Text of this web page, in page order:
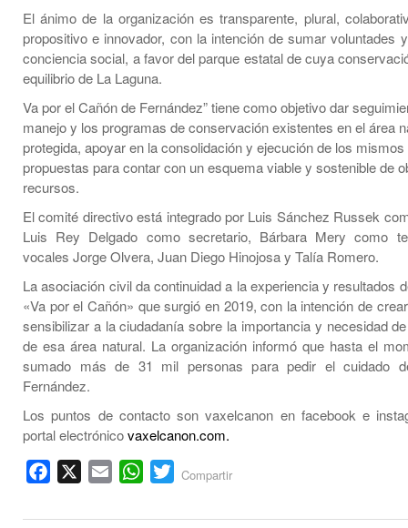
El ánimo de la organización es transparente, plural,
propositivo e innovador, con la intención de sumar voluntades
conciencia social, a favor del parque estatal de cuya
equilibrio de La Laguna.
Va por el Cañón de Fernández” tiene como objetivo dar
manejo y los programas de conservación existentes en el área
protegida, apoyar en la consolidación y ejecución de los
propuestas para contar con un esquema viable y sostenible de
recursos.
El comité directivo está integrado por Luis Sánchez Russek
Luis Rey Delgado como secretario, Bárbara Mery como
vocales Jorge Olvera, Juan Diego Hinojosa y Talía Romero.
La asociación civil da continuidad a la experiencia y resultados
«Va por el Cañón» que surgió en 2019, con la intención de
sensibilizar a la ciudadanía sobre la importancia y necesidad
de esa área natural. La organización informó que hasta el
sumado más de 31 mil personas para pedir el cuidado
Fernández.
Los puntos de contacto son vaxelcanon en facebook e
portal electrónicovaxelcanon.com.
Facebook Email WhatsApp
Twitter
Compartir